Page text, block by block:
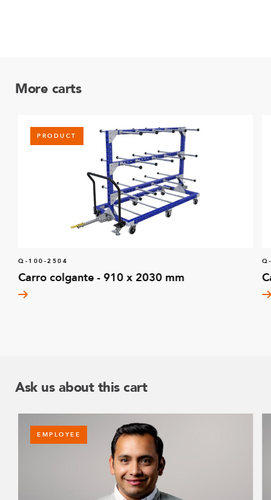
More carts
PRODUCT
Q-100-2504
Carro colgante - 910 x 2030 mm
Ask us about this cart
EMPLOYEE